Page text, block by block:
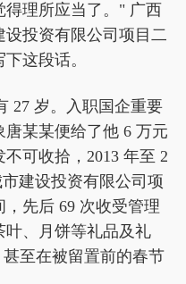
理所应当了。" 广西
投资有限公司项目二
这段话。
27 岁。入职国企重要
某某便给了他 6 万元
可收拾，2013 年至 2
建设投资有限公司项
先后 69 次收受管理
叶、月饼等礼品及礼
至在被留置前的春节